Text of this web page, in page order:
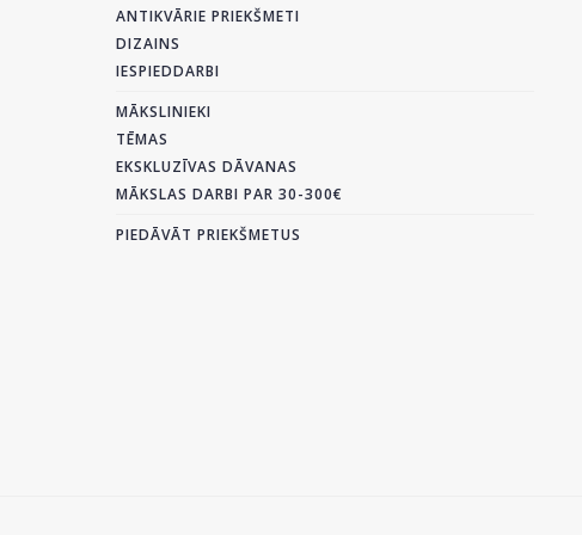
ANTIKVĀRIE PRIEKŠMETI
DIZAINS
IESPIEDDARBI
MĀKSLINIEKI
TĒMAS
EKSKLUZĪVAS DĀVANAS
MĀKSLAS DARBI PAR 30-300€
PIEDĀVĀT PRIEKŠMETUS